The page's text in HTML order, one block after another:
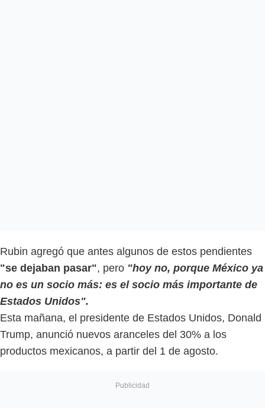
Rubin agregó que antes algunos de estos pendientes
"se dejaban pasar", pero "hoy no, porque México ya
no es un socio más: es el socio más importante de
Estados Unidos".
Esta mañana, el presidente de Estados Unidos, Donald
Trump, anunció nuevos aranceles del 30% a los
productos mexicanos, a partir del 1 de agosto.